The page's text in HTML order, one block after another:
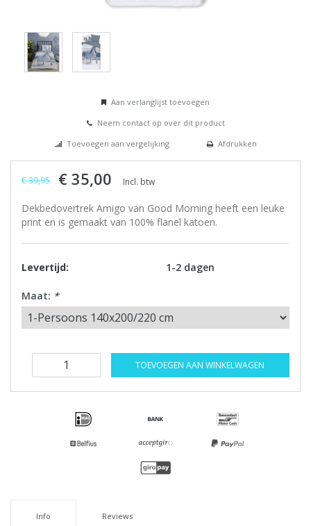
Aan verlanglijst toevoegen
Neem contact op over dit product
Toevoegen aan vergelijking
Afdrukken
€ 39,95 € 35,00 Incl. btw
Dekbedovertrek Amigo van Good Morning heeft een leuke
print en is gemaakt van 100% flanel katoen.
Levertijd: 1-2 dagen
Maat: *
TOEVOEGEN AAN WINKELWAGEN
Info Reviews